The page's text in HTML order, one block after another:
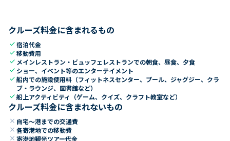
クルーズ料金に含まれるもの
check宿泊代金
check移動費用
check メインレストラン・ビュッフェレストランでの朝食、昼食、夕食
check ショー、イベント等のエンターテイメント
check船内での施設使用料（フィットネスセンター、プール、ジャグジー、クラ
ブ・ラウンジ、図書館など）
check船上アクティビティ（ゲーム、クイズ、クラフト教室など）
クルーズ料金に含まれないもの
close 自宅～港までの交通費
close 各寄港地での移動費
close 寄港地観光ツアー代金